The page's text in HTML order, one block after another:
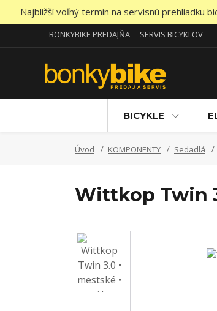
Najbližší voľný termín na servisnú prehliadku
BONKYBIKE PREDAJŇA SERVIS BICYKLOV
BICYKLE
Úvod KOMPONENTY Sedadlá
Wittkop Twin